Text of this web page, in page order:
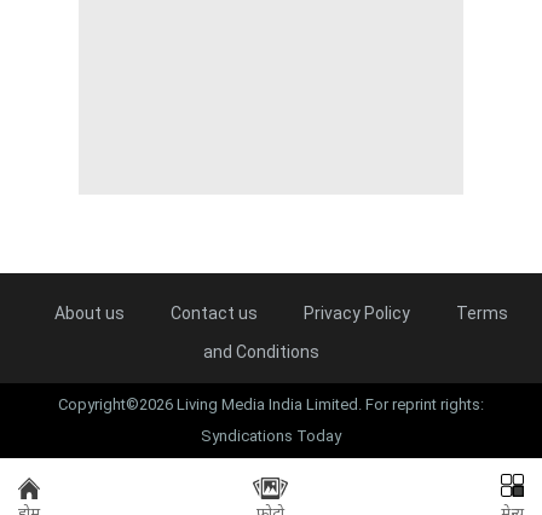
About us Contact us Privacy Policy
Terms
and Conditions
Copyright©2026 Living Media India Limited. For reprint rights:
Syndications Today